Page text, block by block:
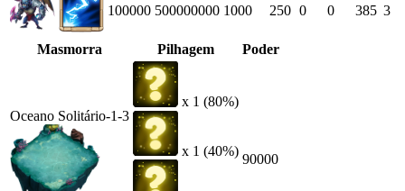
100000 500000000 1000 250 0 0 385 3
Masmorra Pilhagem Poder
Oceano Solitário-1-3
x 1 (80%)
x 1 (40%)
90000